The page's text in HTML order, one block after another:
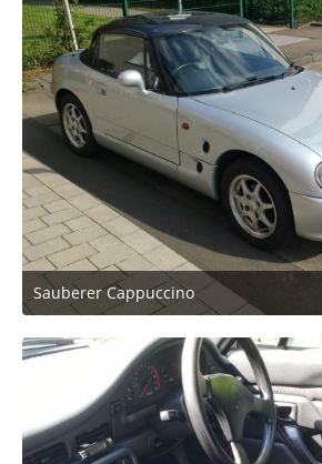
Sauberer Cappuccino
22. August 2019 um 08:34
6